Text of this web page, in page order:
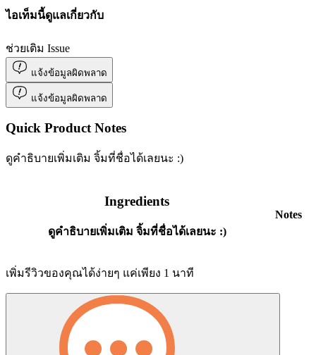
ไอเท็มนี้ดูแลเกี่ยวกับ
ช่วยเติม Issue
แจ้งข้อมูลผิดพลาด
แจ้งข้อมูลผิดพลาด
Quick Product Notes
ดูคำธิบายเพิ่มเติม จิ้มที่ชื่อได้เลยนะ :)
Ingredients
ดูคำธิบายเพิ่มเติม จิ้มที่ชื่อได้เลยนะ :)
Notes
เพิ่มรีวิวของคุณได้ง่ายๆ แค่เพียง 1 นาที